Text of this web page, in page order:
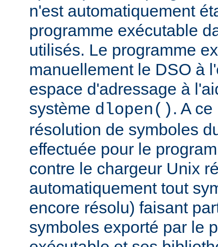
n'est automatiquement
programme exécutable
utilisés. Le programme
manuellement le DSO à
espace d'adressage à
système dlopen() . A
résolution de symboles
effectuée pour le
contre le chargeur Unix
automatiquement tout
encore résolu) faisant
symboles exporté par le